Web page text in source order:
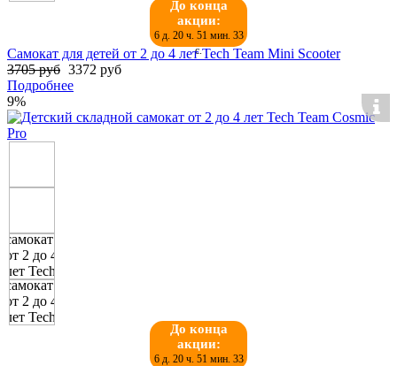
До конца
акции:
6 д. 20 ч. 51 мин. 32
с.
Самокат для детей от 2 до 4 лет Tech Team Mini Scooter
3705 руб 3372 руб
Подробнее
9%
До конца
акции:
6 д. 20 ч. 51 мин. 32